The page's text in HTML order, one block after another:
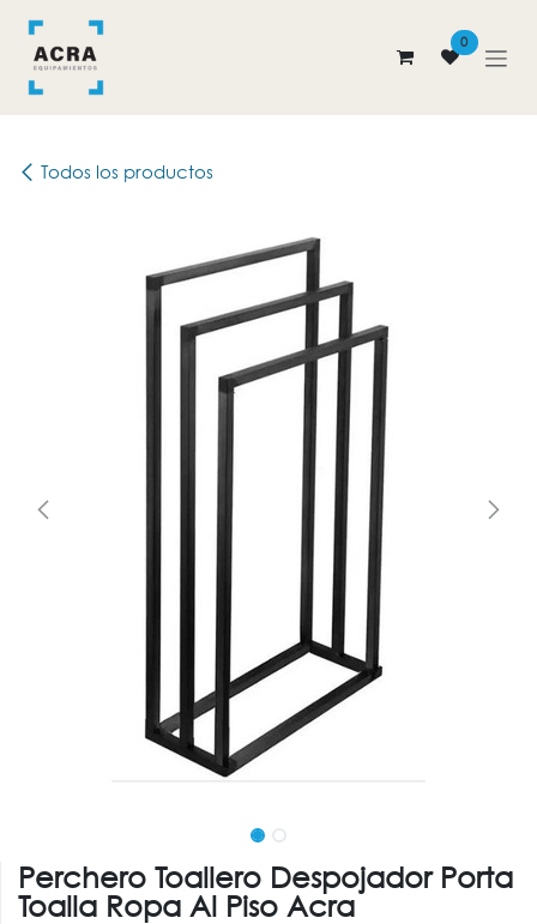
0
Todos los productos
Perchero Toallero Despojador Porta
Toalla Ropa Al Piso Acra